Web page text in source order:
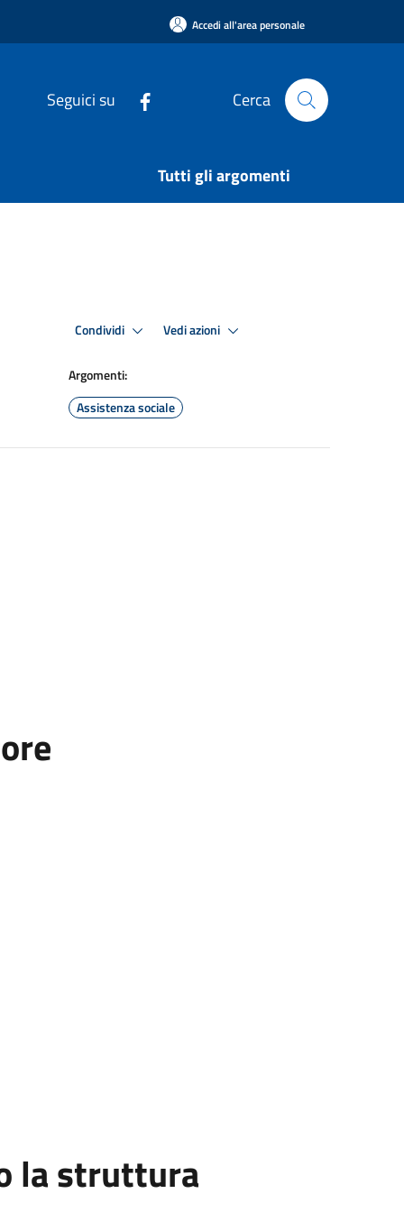
Accedi all'area personale
Seguici su Cerca
Tutti gli argomenti
Condividi Vedi azioni
Argomenti:
Assistenza sociale
la struttura